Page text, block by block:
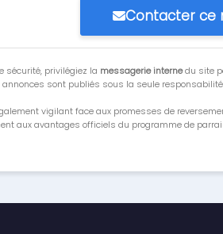
Contacter ce
sécurité, privilégiez la messagerie internedu site
sont publiés sous la seule
vigilant face aux promesses de
aux avantages officiels du programme de